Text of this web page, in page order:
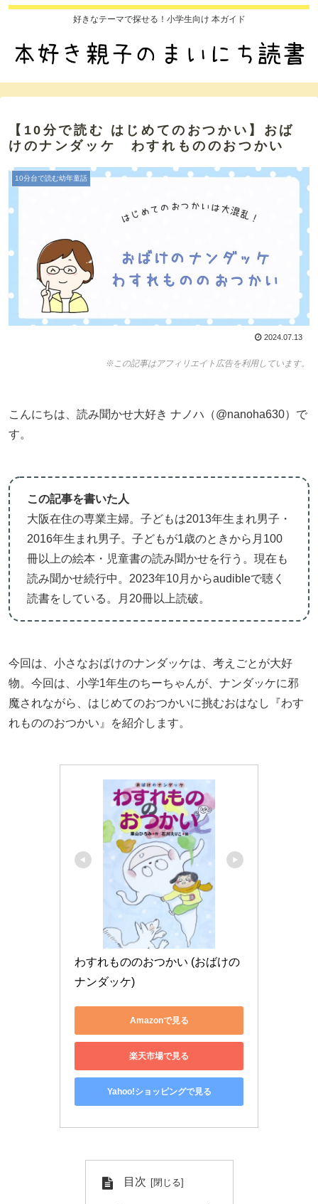
好きなテーマで探せる！小学生向け 本ガイド
【10分で読む はじめてのおつかい】おば
けのナンダッケ わすれもののおつかい
10分台で読む幼年童話
2024.07.13
※この記事はアフィリエイト広告を利用しています。
こんにちは、読み聞かせ大好き ナノハ（@nanoha630）で
す。
この記事を書いた人
大阪在住の専業主婦。子どもは2013年生まれ男子・
2016年生まれ男子。子どもが1歳のときから月100
冊以上の絵本・児童書の読み聞かせを行う。現在も
読み聞かせ続行中。2023年10月からaudibleで聴く
読書をしている。月20冊以上読破。
今回は、小さなおばけのナンダッケは、考えごとが大好
物。今回は、小学1年生のちーちゃんが、ナンダッケに邪
魔されながら、はじめてのおつかいに挑むおはなし『わす
れもののおつかい』を紹介します。
わすれもののおつかい (おばけの
ナンダッケ)
Amazonで見る
楽天市場で見る
Yahoo!ショッピングで見る
目次